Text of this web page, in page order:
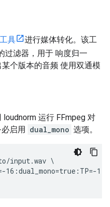
具
进行媒体转化。该工
过滤器，用于 响度归一
个版本的音频 使用双通模
运行 FFmpeg 对
启用 dual_mono 选项。
input.wav \
16:dual_mono=true:TP=-